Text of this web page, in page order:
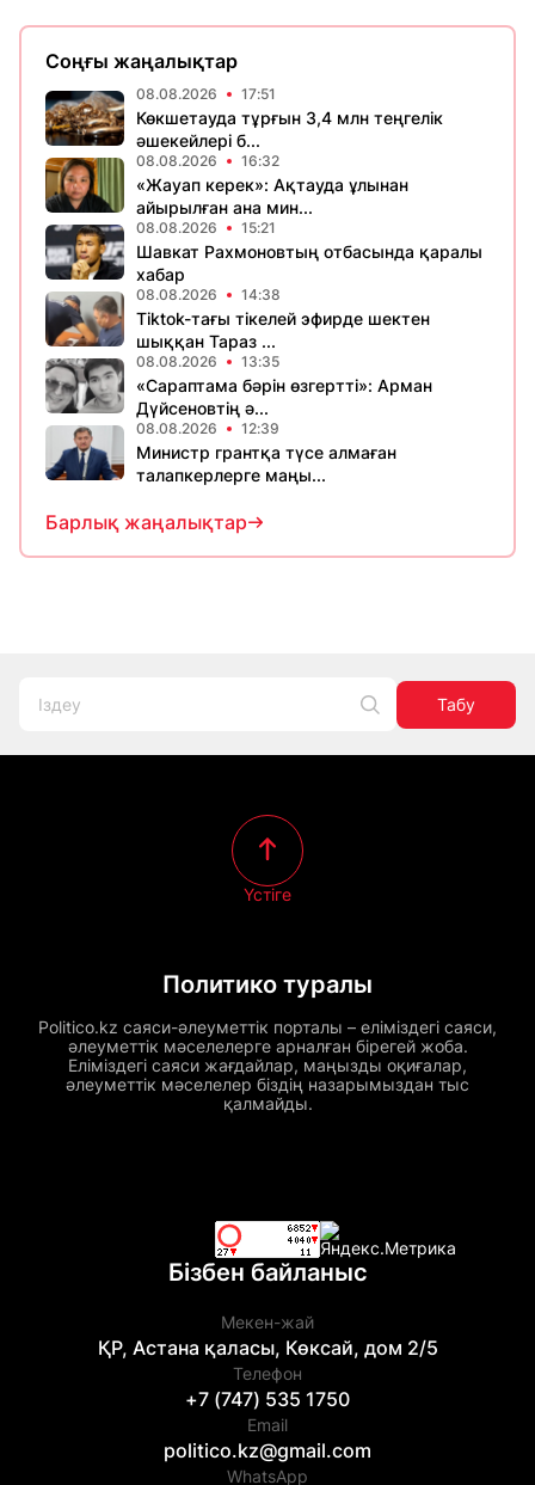
Соңғы жаңалықтар
08.08.2026 17:51
Көкшетауда тұрғын 3,4 млн теңгелік
әшекейлері б...
08.08.2026 16:32
«Жауап керек»: Ақтауда ұлынан
айырылған ана мин...
08.08.2026 15:21
Шавкат Рахмоновтың отбасында қаралы
хабар
08.08.2026 14:38
Tiktok-тағы тікелей эфирде шектен
шыққан Тараз ...
08.08.2026 13:35
«Сараптама бәрін өзгертті»: Арман
Дүйсеновтің ә...
08.08.2026 12:39
Министр грантқа түсе алмаған
талапкерлерге маңы...
Барлық жаңалықтар
Табу
Политико туралы
Politico.kz саяси-әлеуметтік порталы – еліміздегі саяси,
әлеуметтік мәселелерге арналған бірегей жоба.
Еліміздегі саяси жағдайлар, маңызды оқиғалар,
әлеуметтік мәселелер біздің назарымыздан тыс
қалмайды.
Үстіге
Бізбен байланыс
Мекен-жай
ҚР, Астана қаласы, Көксай, дом 2/5
Телефон
+7 (747) 535 1750
Email
politico.kz@gmail.com
WhatsApp